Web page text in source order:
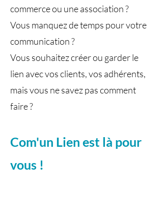
commerce ou une association ?
Vous manquez de temps pour votre
communication ?
Vous souhaitez créer ou garder le
lien avec vos clients, vos adhérents,
mais vous ne savez pas comment
faire ?
Com'un Lien est là pour
vous !